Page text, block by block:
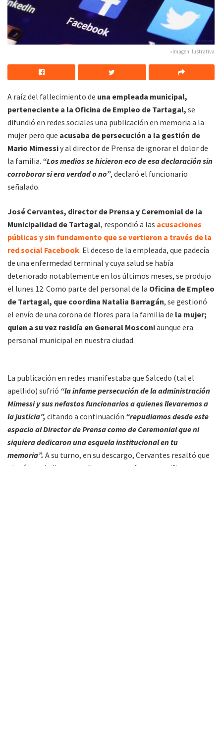
»Imagen ilustrativa
A raíz del fallecimiento de una empleada municipal,
perteneciente a la Oficina de Empleo de Tartagal, se
difundió en redes sociales una publicación en memoria a la
mujer pero que acusaba de persecución a la gestión de
Mario Mimessiy al director de Prensa de ignorar el dolor de
la familia. “Los medios se hicieron eco de esa declaración sin
corroborar si era verdad o no”, declaró el funcionario
señalado.
José Cervantes, director de Prensa y Ceremonial de la
Municipalidad de Tartagal, respondió a las acusaciones
públicas y sin fundamento que se vertieron a través de la
red social Facebook. El deceso de la empleada, que padecía
de una enfermedad terminal y cuya salud se había
deteriorado notablemente en los últimos meses, se produjo
el lunes 12. Como parte del personal de la Oficina de Empleo
de Tartagal, que coordina Natalia Barragán, se gestionó
el envío de una corona de flores para la familia de la mujer;
quien a su vez residía en General Mosconiaunque era
personal municipal en nuestra ciudad.
La publicación en redes manifestaba que Salcedo (tal el
apellido) sufrió “la infame persecución de la administración
Mimessi y sus nefastos funcionarios a quienes llevaremos a
la justicia”, citando a continuación “repudiamos desde este
espacio al Director de Prensa como de Ceremonial que ni
siquiera dedicaron una esquela institucional en tu
memoria”. A su turno, en su descargo, Cervantes resaltó que
ningún periodista o medio se contactó para certificar o